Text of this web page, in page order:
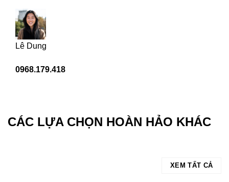
Lê Dung
0968.179.418
CÁC LỰA CHỌN HOÀN HẢO KHÁC
XEM TẤT CẢ